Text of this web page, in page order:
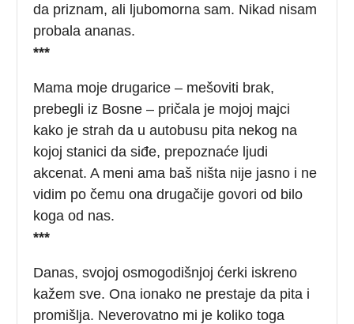
da priznam, ali ljubomorna sam. Nikad nisam
probala ananas.
***
Mama moje drugarice – mešoviti brak,
prebegli iz Bosne – pričala je mojoj majci
kako je strah da u autobusu pita nekog na
kojoj stanici da siđe, prepoznaće ljudi
akcenat. A meni ama baš ništa nije jasno i ne
vidim po čemu ona drugačije govori od bilo
koga od nas.
***
Danas, svojoj osmogodišnjoj ćerki iskreno
kažem sve. Ona ionako ne prestaje da pita i
promišlja. Neverovatno mi je koliko toga